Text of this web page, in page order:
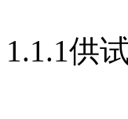
1.1.1供